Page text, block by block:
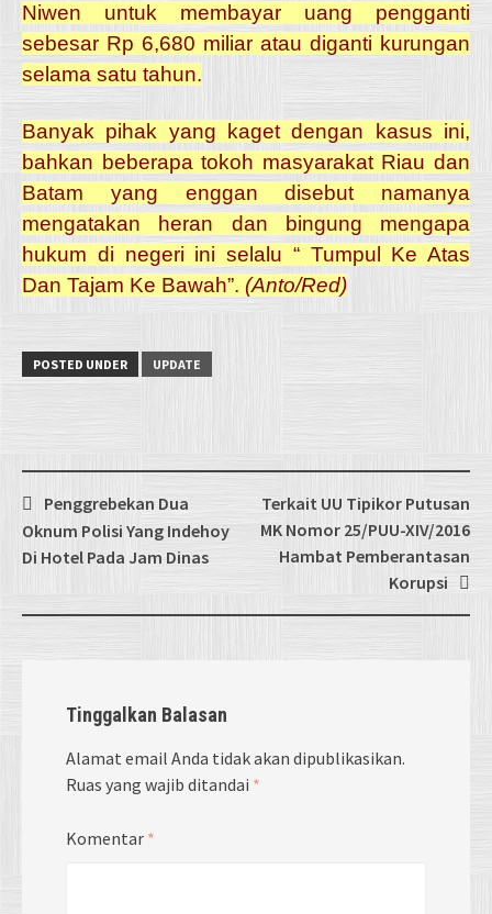
Niwen untuk membayar uang pengganti
sebesar Rp 6,680 miliar atau diganti kurungan
selama satu tahun.
Banyak pihak yang kaget dengan kasus ini,
bahkan beberapa tokoh masyarakat Riau dan
Batam yang enggan disebut namanya
mengatakan heran dan bingung mengapa
hukum di negeri ini selalu “ Tumpul Ke Atas
Dan Tajam Ke Bawah”. (Anto/Red)
POSTED UNDER UPDATE
Post
navigation
Penggrebekan Dua
Oknum Polisi Yang Indehoy
Di Hotel Pada Jam Dinas
Terkait UU Tipikor Putusan
MK Nomor 25/PUU-XIV/2016
Hambat Pemberantasan
Korupsi
Tinggalkan Balasan
Alamat email Anda tidak akan dipublikasikan.
Ruas yang wajib ditandai *
Komentar *